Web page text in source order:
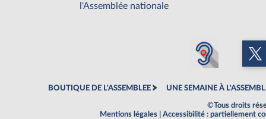
l'Assemblée nationale
BOUTIQUE DE L'ASSEMBLEE UNE SEMAINE À
©Tous droits
Mentions légales
Accessibilité : partiellement